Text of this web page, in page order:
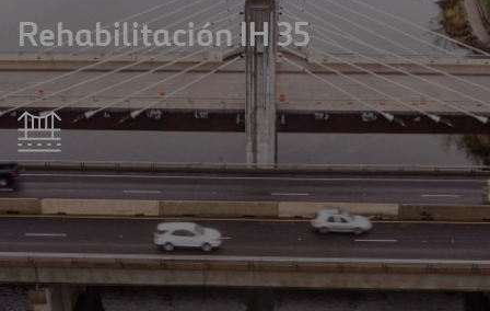
Rehabilitación IH 35